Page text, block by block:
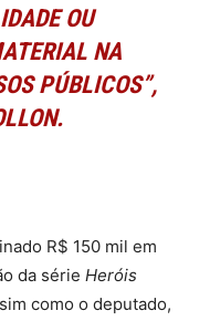
OU
NA
PÚBLICOS”,
R$ 150 mil em
da série Heróis
como o deputado,